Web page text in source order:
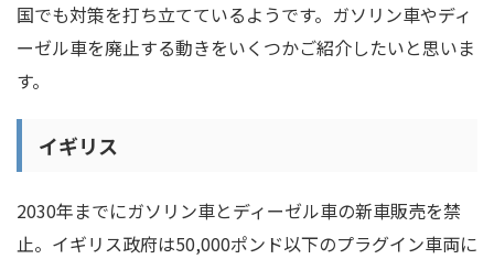
国でも対策を打ち立てているようです。ガソリン車やディ
ーゼル車を廃止する動きをいくつかご紹介したいと思いま
す。
イギリス
2030年までにガソリン車とディーゼル車の新車販売を禁
止。イギリス政府は50,000ポンド以下のプラグイン車両に